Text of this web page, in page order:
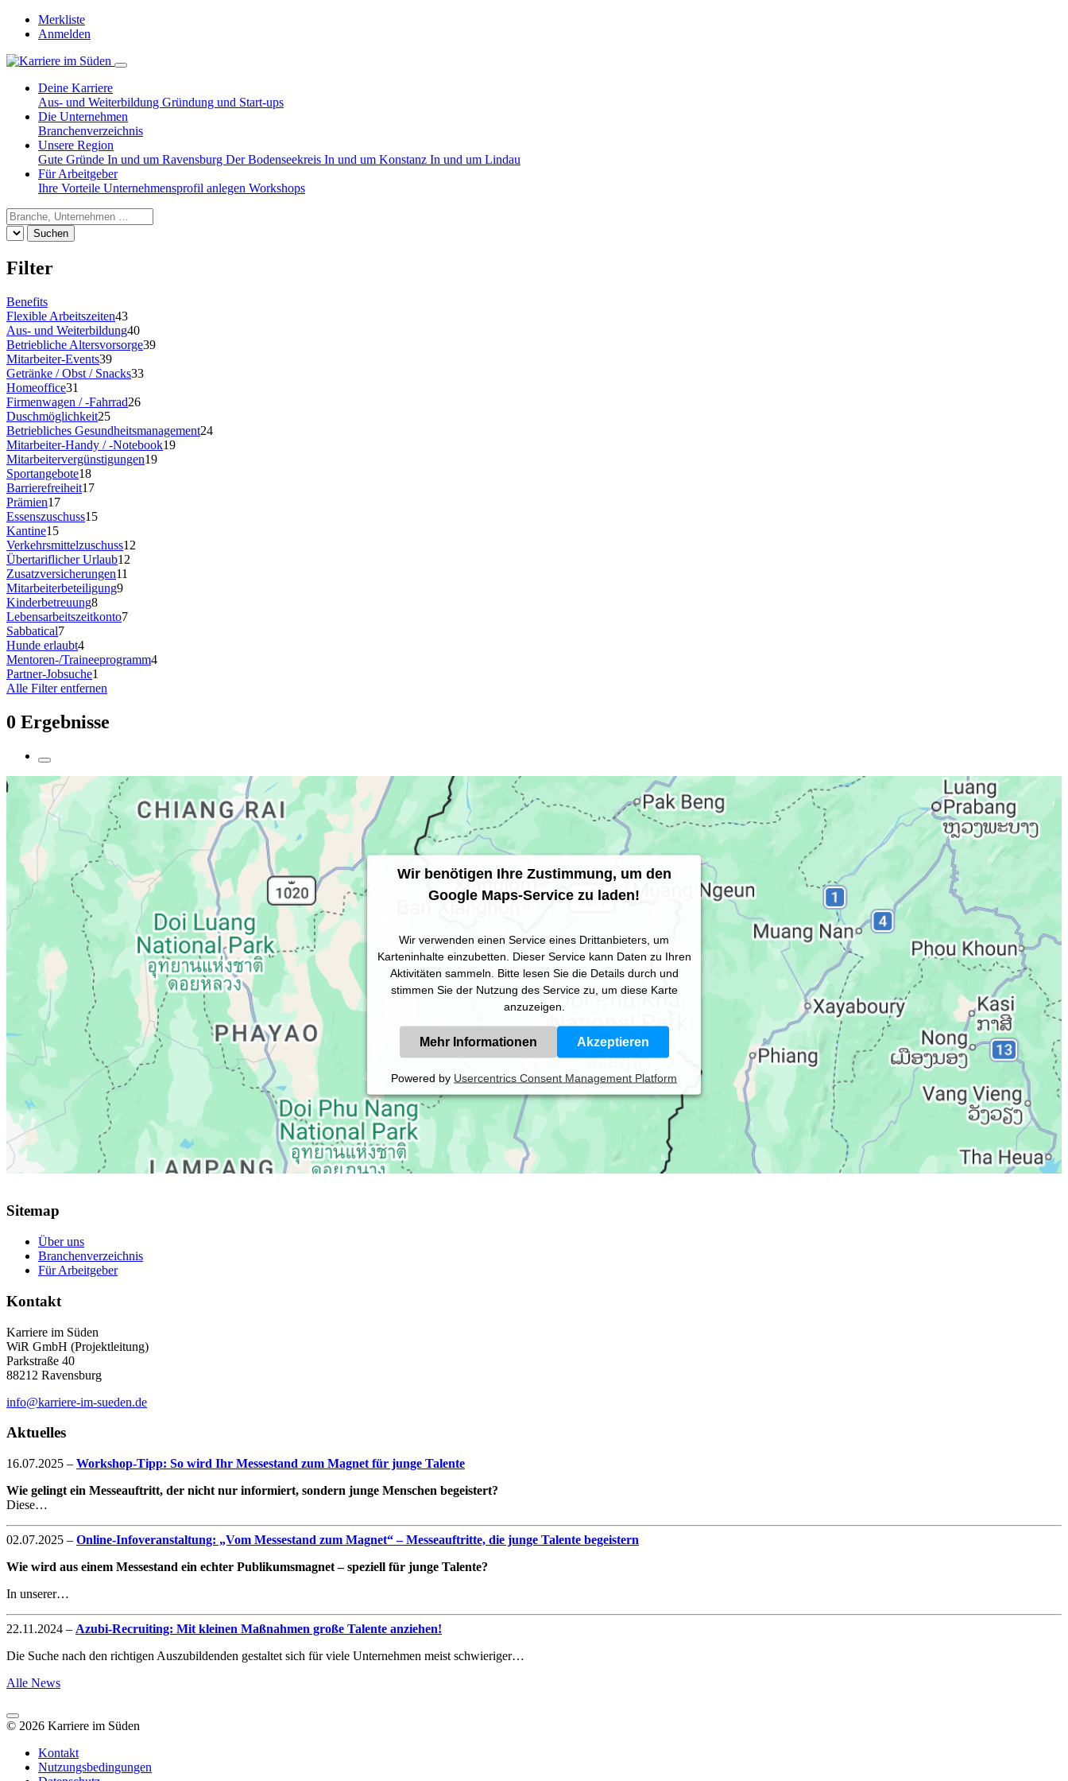
Merkliste
Anmelden
Deine Karriere
Aus- und Weiterbildung Gründung und Start-ups
Die Unternehmen
Branchenverzeichnis
Unsere Region
Gute Gründe In und um Ravensburg Der Bodenseekreis In und um Konstanz In und um Lindau
Für Arbeitgeber
Ihre Vorteile Unternehmensprofil anlegen Workshops
Suchen
Filter
Benefits
Flexible Arbeitszeiten43
Aus- und Weiterbildung40
Betriebliche Altersvorsorge39
Mitarbeiter-Events39
Getränke / Obst / Snacks33
Homeoffice31
Firmenwagen / -Fahrrad26
Duschmöglichkeit25
Betriebliches Gesundheitsmanagement24
Mitarbeiter-Handy / -Notebook19
Mitarbeitervergünstigungen19
Sportangebote18
Barrierefreiheit17
Prämien17
Essenszuschuss15
Kantine15
Verkehrsmittelzuschuss12
Übertariflicher Urlaub12
Zusatzversicherungen11
Mitarbeiterbeteiligung9
Kinderbetreuung8
Lebensarbeitszeitkonto7
Sabbatical7
Hunde erlaubt4
Mentoren-/Traineeprogramm4
Partner-Jobsuche1
Alle Filter entfernen
0 Ergebnisse
Wir benötigen Ihre Zustimmung, um den
Google Maps-Service zu laden!
Wir verwenden einen Service eines Drittanbieters, um
Karteninhalte einzubetten. Dieser Service kann Daten zu Ihren
Aktivitäten sammeln. Bitte lesen Sie die Details durch und
stimmen Sie der Nutzung des Service zu, um diese Karte
anzuzeigen.
Mehr Informationen Akzeptieren
Powered by Usercentrics Consent Management Platform
Sitemap
Über uns
Branchenverzeichnis
Für Arbeitgeber
Kontakt
Karriere im Süden
WiR GmbH (Projektleitung)
Parkstraße 40
88212 Ravensburg
info@karriere-im-sueden.de
Aktuelles
16.07.2025 – Workshop-Tipp: So wird Ihr Messestand zum Magnet für junge Talente
Wie gelingt ein Messeauftritt, der nicht nur informiert, sondern junge Menschen begeistert?
Diese…
02.07.2025 – Online-Infoveranstaltung: „Vom Messestand zum Magnet“ – Messeauftritte, die junge Talente begeistern
Wie wird aus einem Messestand ein echter Publikumsmagnet – speziell für junge Talente?
In unserer…
22.11.2024 – Azubi-Recruiting: Mit kleinen Maßnahmen große Talente anziehen!
Die Suche nach den richtigen Auszubildenden gestaltet sich für viele Unternehmen meist schwieriger…
Alle News
© 2026 Karriere im Süden
Kontakt
Nutzungsbedingungen